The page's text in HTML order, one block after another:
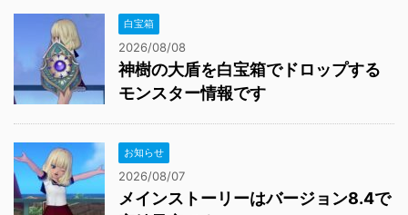
白宝箱
2026/08/08
神樹の大盾を白宝箱でドロップする
モンスター情報です
お知らせ
2026/08/07
メインストーリーはバージョン8.4で